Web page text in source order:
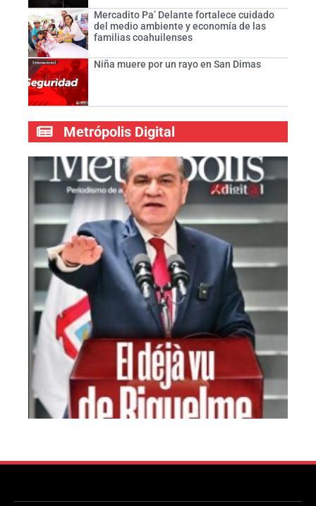
Mercadito Pa’ Delante fortalece cuidado
del medio ambiente y economía de las
familias coahuilenses
Niña muere por un rayo en San Dimas
Metrópolis Digital